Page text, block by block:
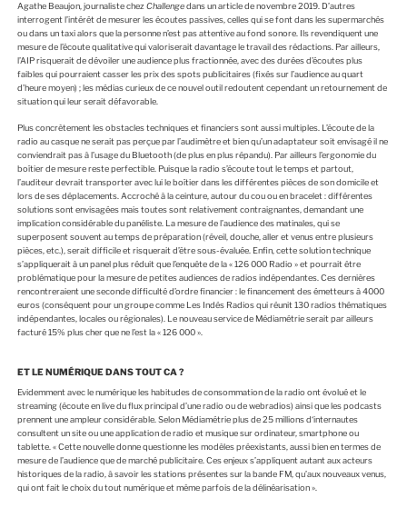
Agathe Beaujon, journaliste chez Challengedans un article de novembre 2019. D’autres
interrogent l’intérêt de mesurer les écoutes passives, celles qui se font dans les supermarchés
ou dans un taxi alors que la personne n’est pas attentive au fond sonore. Ils revendiquent une
mesure de l’écoute qualitative qui valoriserait davantage le travail des rédactions. Par ailleurs,
l’AIP risquerait de dévoiler une audience plus fractionnée, avec des durées d’écoutes plus
faibles qui pourraient casser les prix des spots publicitaires (fixés sur l’audience au quart
d’heure moyen) ; les médias curieux de ce nouvel outil redoutent cependant un retournement de
situation qui leur serait défavorable.
Plus concrètement les obstacles techniques et financiers sont aussi multiples. L’écoute de la
radio au casque ne serait pas perçue par l’audimètre et bien qu’un adaptateur soit envisagé il ne
conviendrait pas à l’usage du Bluetooth (de plus en plus répandu). Par ailleurs l’ergonomie du
boîtier de mesure reste perfectible. Puisque la radio s’écoute tout le temps et partout,
l’auditeur devrait transporter avec lui le boîtier dans les différentes pièces de son domicile et
lors de ses déplacements. Accroché à la ceinture, autour du cou ou en bracelet : différentes
solutions sont envisagées mais toutes sont relativement contraignantes, demandant une
implication considérable du panéliste. La mesure de l’audience des matinales, qui se
superposent souvent au temps de préparation (réveil, douche, aller et venus entre plusieurs
pièces, etc.), serait difficile et risquerait d’être sous-évaluée. Enfin, cette solution technique
s’appliquerait à un panel plus réduit que l’enquête de la « 126 000 Radio » et pourrait être
problématique pour la mesure de petites audiences de radios indépendantes. Ces dernières
rencontreraient une seconde difficulté d’ordre financier : le financement des émetteurs à 4000
euros (conséquent pour un groupe comme Les Indés Radios qui réunit 130 radios thématiques
indépendantes, locales ou régionales). Le nouveau service de Médiamétrie serait par ailleurs
facturé 15% plus cher que ne l’est la « 126 000 ».
ET LE NUMÉRIQUE DANS TOUT CA ?
Evidemment avec le numérique les habitudes de consommation de la radio ont évolué et le
streaming (écoute en live du flux principal d’une radio ou de webradios) ainsi que les podcasts
prennent une ampleur considérable. Selon Médiamétrie plus de 25 millions d‘internautes
consultent un site ou une application de radio et musique sur ordinateur, smartphone ou
tablette. « Cette nouvelle donne questionne les modèles préexistants, aussi bien en termes de
mesure de l’audience que de marché publicitaire. Ces enjeux s’appliquent autant aux acteurs
historiques de la radio, à savoir les stations présentes sur la bande FM, qu’aux nouveaux venus,
qui ont fait le choix du tout numérique et même parfois de la délinéarisation ».